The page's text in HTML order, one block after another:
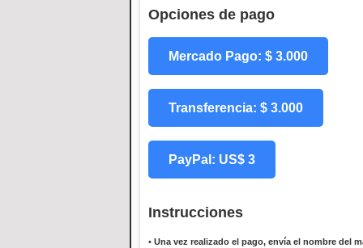
Opciones de pago
Mercado Pago: $ 3.000
Transferencia: $ 3.000
PayPal: US$ 3
Instrucciones
• Una vez realizado el pago, envía el nombre del